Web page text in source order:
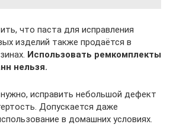
что паста для исправления
изделий также продаётся в
Использовать ремкомплекты
нельзя.
исправить небольшой дефект
Допускается даже
в домашних условиях.